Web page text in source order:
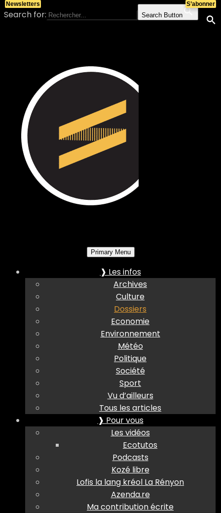
Search for: Search Button
Primary Menu
❱ Les infos
Archives
Culture
Dossiers
Economie
Environnement
Météo
Politique
Société
Sport
Vu d’ailleurs
Tous les articles
❱ Pour vous
Les vidéos
Ecotutos
Podcasts
Kozé libre
Lofis la lang kréol La Rényon
Azenda.re
Ma contribution écrite
S’abonner
Newsletters